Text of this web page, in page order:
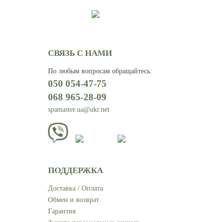
СВЯЗЬ С НАМИ
По любым вопросам обращайтесь:
050 054-47-75
068 965-28-09
spamaster.ua@ukr.net
ПОДДЕРЖКА
Доставка / Оплата
Обмен и возврат
Гарантия